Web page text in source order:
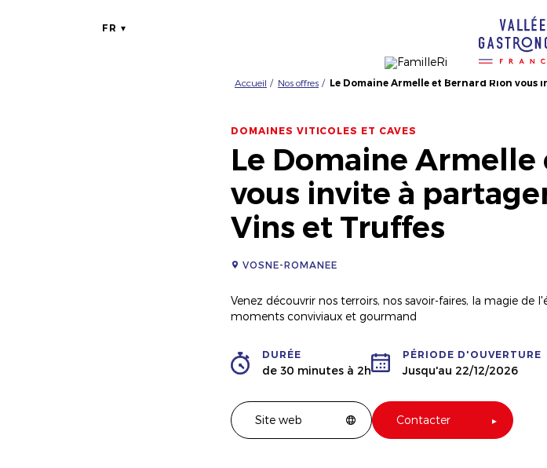
FR
Accueil Nos offres Le Domaine Armelle et Bernard Rion vous
DOMAINES VITICOLES ET CAVES
Le Domaine
vous invite à
Vins et Truffes
VOSNE-ROMANEE
Venez découvrir nos terroirs, nos savoir-faires, la magie
moments conviviaux et gourmand
DURÉE
de 30 minutes à 2h
PÉRIODE D'OUVERTURE
Jusqu'au 22/12/2026
Site web Contacter